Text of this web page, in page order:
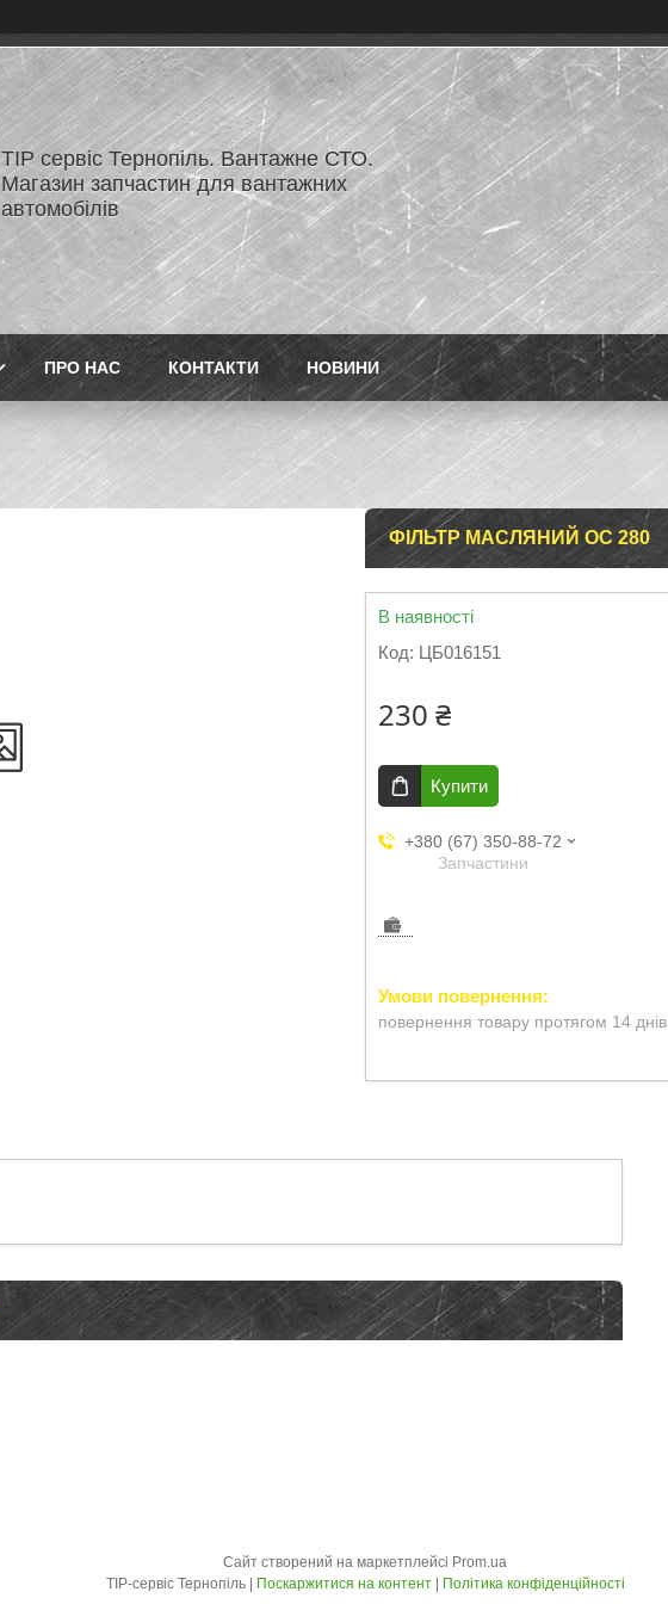
ТІР сервіс Тернопіль. Вантажне СТО.
Магазин запчастин для вантажних
автомобілів
ПРО НАС КОНТАКТИ НОВИНИ
ФІЛЬТР МАСЛЯНИЙ OC 280
В наявності
Код: ЦБ016151
230 ₴
Купити
+380 (67) 350-88-72
Запчастини
повернення товару протягом 14 днів
Сайт створений на маркетплейсі Prom.ua
Поскаржитися на контент Політика конфіденційності